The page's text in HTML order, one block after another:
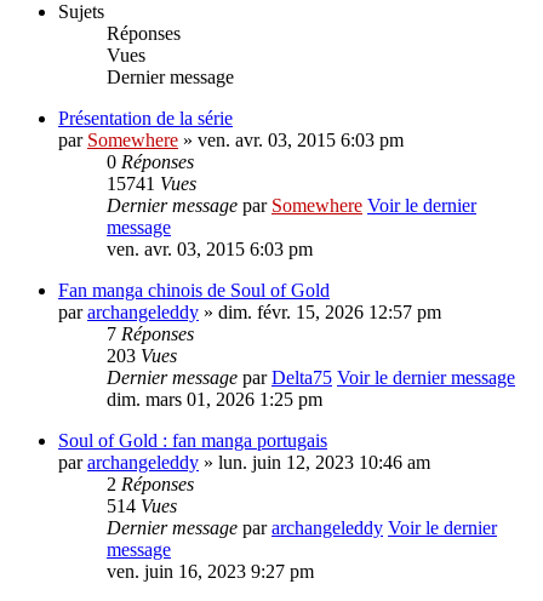
Sujets
Réponses
Vues
Dernier message
Présentation de la série
par Somewhere » ven. avr. 03, 2015 6:03 pm
0 Réponses
15741 Vues
Dernier message par Somewhere Voir le dernier
message
ven. avr. 03, 2015 6:03 pm
Fan manga chinois de Soul of Gold
pararchangeleddy » dim. févr. 15, 2026 12:57 pm
7 Réponses
203 Vues
Dernier message parDelta75 Voir le dernier message
dim. mars 01, 2026 1:25 pm
Soul of Gold : fan manga portugais
pararchangeleddy » lun. juin 12, 2023 10:46 am
2 Réponses
514 Vues
Dernier message pararchangeleddy Voir le dernier
message
ven. juin 16, 2023 9:27 pm